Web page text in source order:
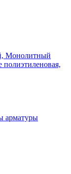
Монолитный
арматуры